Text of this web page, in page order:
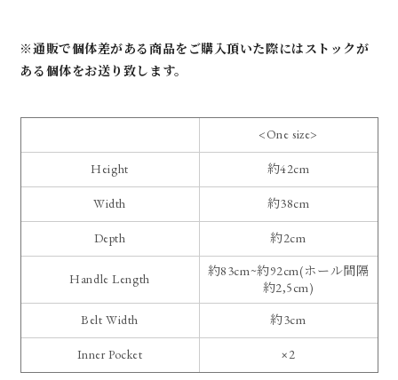
※通販で個体差がある商品をご購入頂いた際にはストックが
ある個体をお送り致します。
<One size>
Height 約42cm
Width 約38cm
Depth 約2cm
Handle Length
約83cm~約92cm(ホール間隔
約2,5cm)
Belt Width
約3cm
Inner Pocket ×2